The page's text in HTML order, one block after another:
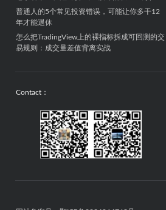
普通人的5个常见投资错误，可能让你多干12
年才能退休
怎么把TradingView上的裸指标拆成可回测的交
易规则：成交量差值背离实战
Contact：